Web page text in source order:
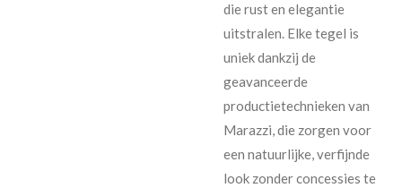
die rust en elegantie
uitstralen. Elke tegel is
uniek dankzij de
geavanceerde
productietechnieken van
Marazzi, die zorgen voor
een natuurlijke, verfijnde
look zonder concessies te